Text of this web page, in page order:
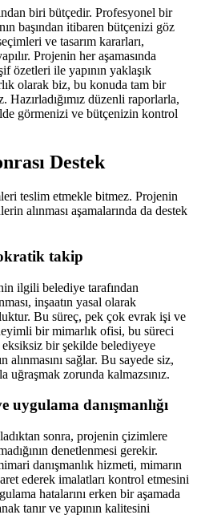
biri bütçedir. Profesyonel bir
başından itibaren bütçenizi göz
ve tasarım kararları,
Projenin her aşamasında
özetleri ile yapının yaklaşık
olarak biz, bu konuda tam bir
düzenli raporlarla,
görmenizi ve bütçenizin kontrol
Destek
teslim etmekle bitmez. Projenin
alınması aşamalarında da destek
takip
ilgili belediye tarafından
inşaatın yasal olarak
Bu süreç, pek çok evrak işi ve
bir mimarlık ofisi, bu süreci
bir şekilde belediyeye
alınmasını sağlar. Bu sayede siz,
uğraşmak zorunda kalmazsınız.
danışmanlığı
sonra, projenin çizimlere
denetlenmesi gerekir.
danışmanlık hizmeti, mimarın
ederek imalatları kontrol etmesini
hatalarını erken bir aşamada
tanır ve yapının kalitesini